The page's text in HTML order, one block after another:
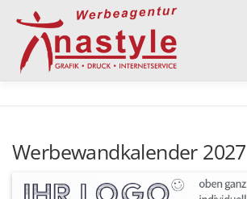
Zum Inhalt springen
Werbewandkalender 2027